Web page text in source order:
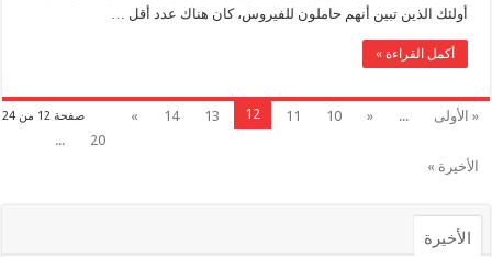
أولئك الذين تبين أنهم حاملون للفيروس، كان هناك عدد أقل …
أكمل القراءة »
صفحة 12 من 24 « الأولى ...
«
10
11
12
13
14
»
20
...
الأخيرة »
الأخيرة